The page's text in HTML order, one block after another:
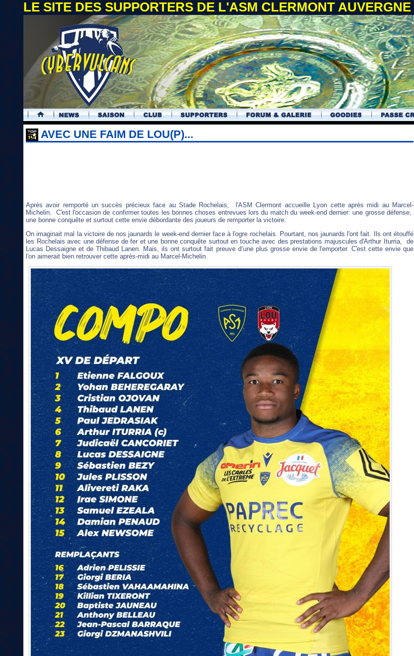
LE SITE DES SUPPORTERS DE L'ASM CLERMONT AUVERGNE
.
AVEC UNE FAIM DE LOU(P)...
Après avoir remporté un succès précieux face au Stade Rochelais, l'ASM Clermont accueille Lyon cette après midi au Marcel-
Michelin. C'est l'occasion de confirmer toutes les bonnes choses entrevues lors du match du week-end dernier: une grosse défense,
une bonne conquête et surtout cette envie débordante des joueurs de remporter la victoire.
On imaginait mal la victoire de nos jaunards le week-end dernier face à l'ogre rochelais. Pourtant, nos jaunards l'ont fait. Ils ont étouffé
les Rochelais avec une défense de fer et une bonne conquête surtout en touche avec des prestations majuscules d'Arthur Iturria, de
Lucas Dessaigne et de Thibaud Lanen. Mais, ils ont surtout fait preuve d’une plus grosse envie de l'emporter. C'est cette envie que
l'on aimerait bien retrouver cette après-midi au Marcel-Michelin.